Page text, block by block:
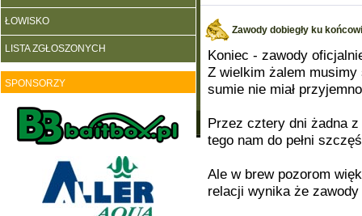
ŁOWISKO
LISTA ZGŁOSZONYCH
SPONSORZY
Zawody dobiegły ku
Koniec - zawody
Z wielkim żalem musimy
sumie nie miał
Przez cztery dni żadna z
tego nam do pełni
Ale w brew pozorom
relacji wynika że